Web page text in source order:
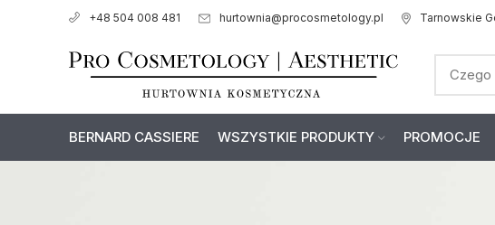
+48 504 008 481 hurtownia@procosmetology.pl Tarnowskie
BERNARD CASSIERE WSZYSTKIE PRODUKTY PROMOCJE